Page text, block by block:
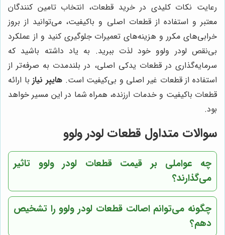
رعایت نکات کلیدی در خرید قطعات، انتخاب تامین کنندگان
معتبر و استفاده از قطعات اصلی و باکیفیت، می‌توانید از بروز
خرابی‌های مکرر و هزینه‌های تعمیرات جلوگیری کنید و از عملکرد
بی‌نقص لودر ولوو خود لذت ببرید. به یاد داشته باشید که
سرمایه‌گذاری در قطعات یدکی اصلی، در بلندمدت به صرفه‌تر از
استفاده از قطعات غیر اصلی و بی‌کیفیت است.هایپر نیاز با ارائه
قطعات باکیفیت و خدمات ارزنده، همراه شما در این مسیر خواهد
بود.
سوالات متداول قطعات لودر ولوو
چه عواملی بر قیمت قطعات لودر ولوو تاثیر
می‌گذارند؟
چگونه می‌توانم اصالت قطعات لودر ولوو را تشخیص
دهم؟